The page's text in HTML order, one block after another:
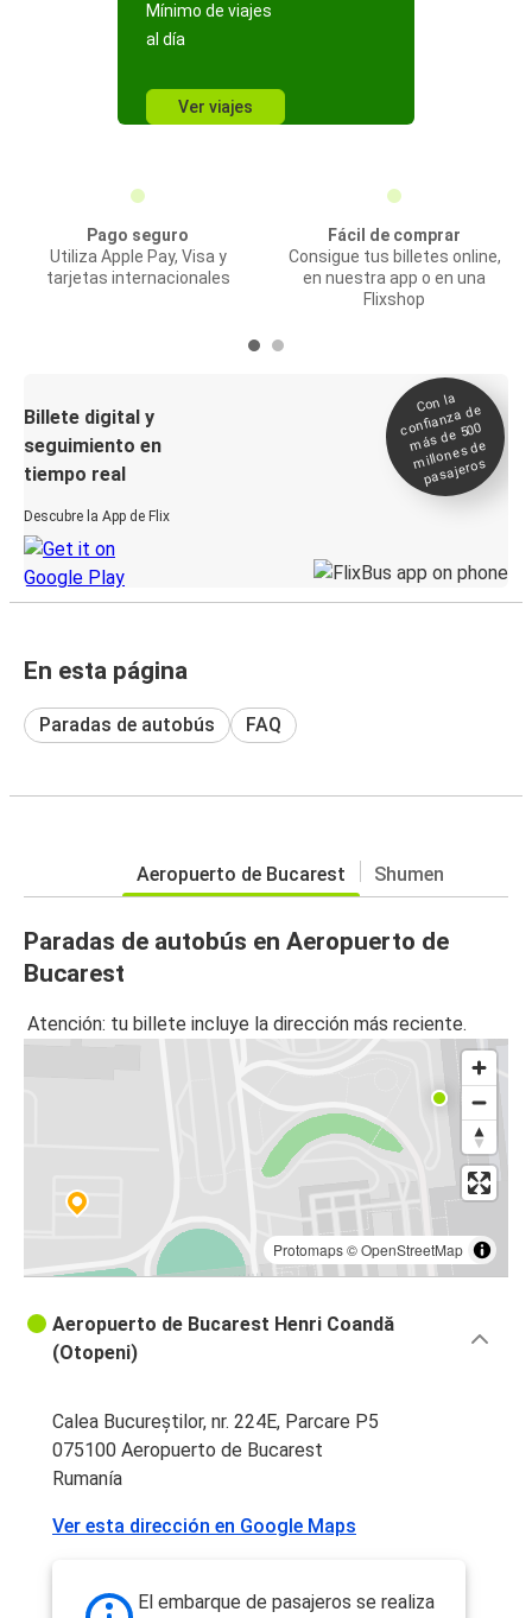
Mínimo de viajes
al día
Ver viajes
Pago seguro
Utiliza Apple Pay, Visa y
tarjetas internacionales
Fácil de comprar
Consigue tus billetes online,
en nuestra app o en una
Flixshop
Billete digital y
seguimiento en
tiempo real
Descubre la App de Flix
Con la
confianza de
más de 500
millones de
pasajeros
En esta página
Paradas de autobús FAQ
Aeropuerto de Bucarest Shumen
Paradas de autobús en Aeropuerto de
Bucarest
Atención: tu billete incluye la dirección más reciente.
Protomaps©OpenStreetMap
Aeropuerto de Bucarest Henri Coandă
(Otopeni)
Calea Bucureștilor, nr. 224E, Parcare P5
075100 Aeropuerto de Bucarest
Rumanía
Ver esta dirección en Google Maps
El embarque de pasajeros se realiza